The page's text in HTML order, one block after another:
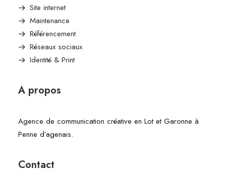
Site internet
Maintenance
Référencement
Réseaux sociaux
Identité & Print
A propos
Agence de communication créative en Lot et Garonne à
Penne d’agenais.
Contact